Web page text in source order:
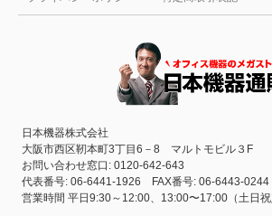
日本機器株式会社
大阪市西区靭本町3丁目6－8 マルトモビル３F
お問い合わせ窓口: 0120-642-643
代表番号: 06-6441-1926 FAX番号: 06-6443-0244
営業時間 平日9:30～12:00、13:00〜17:00（土日祝